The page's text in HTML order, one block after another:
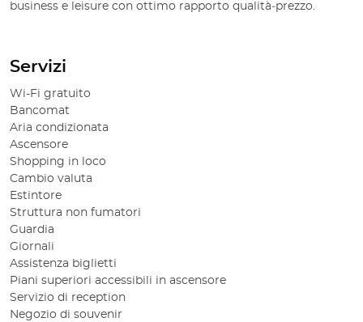
business e leisure con ottimo rapporto qualità‑prezzo.
Servizi
Wi-Fi gratuito
Bancomat
Aria condizionata
Ascensore
Shopping in loco
Cambio valuta
Estintore
Struttura non fumatori
Guardia
Giornali
Assistenza biglietti
Piani superiori accessibili in ascensore
Servizio di reception
Negozio di souvenir